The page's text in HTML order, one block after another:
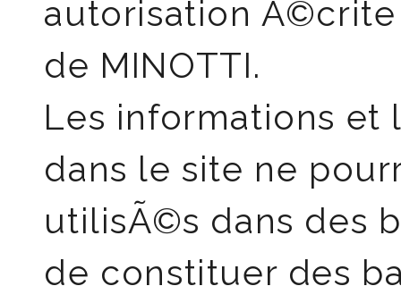
autorisation
de MINOTTI.
Les informations
dans le site ne
utilisÃ©s dans des
de constituer des